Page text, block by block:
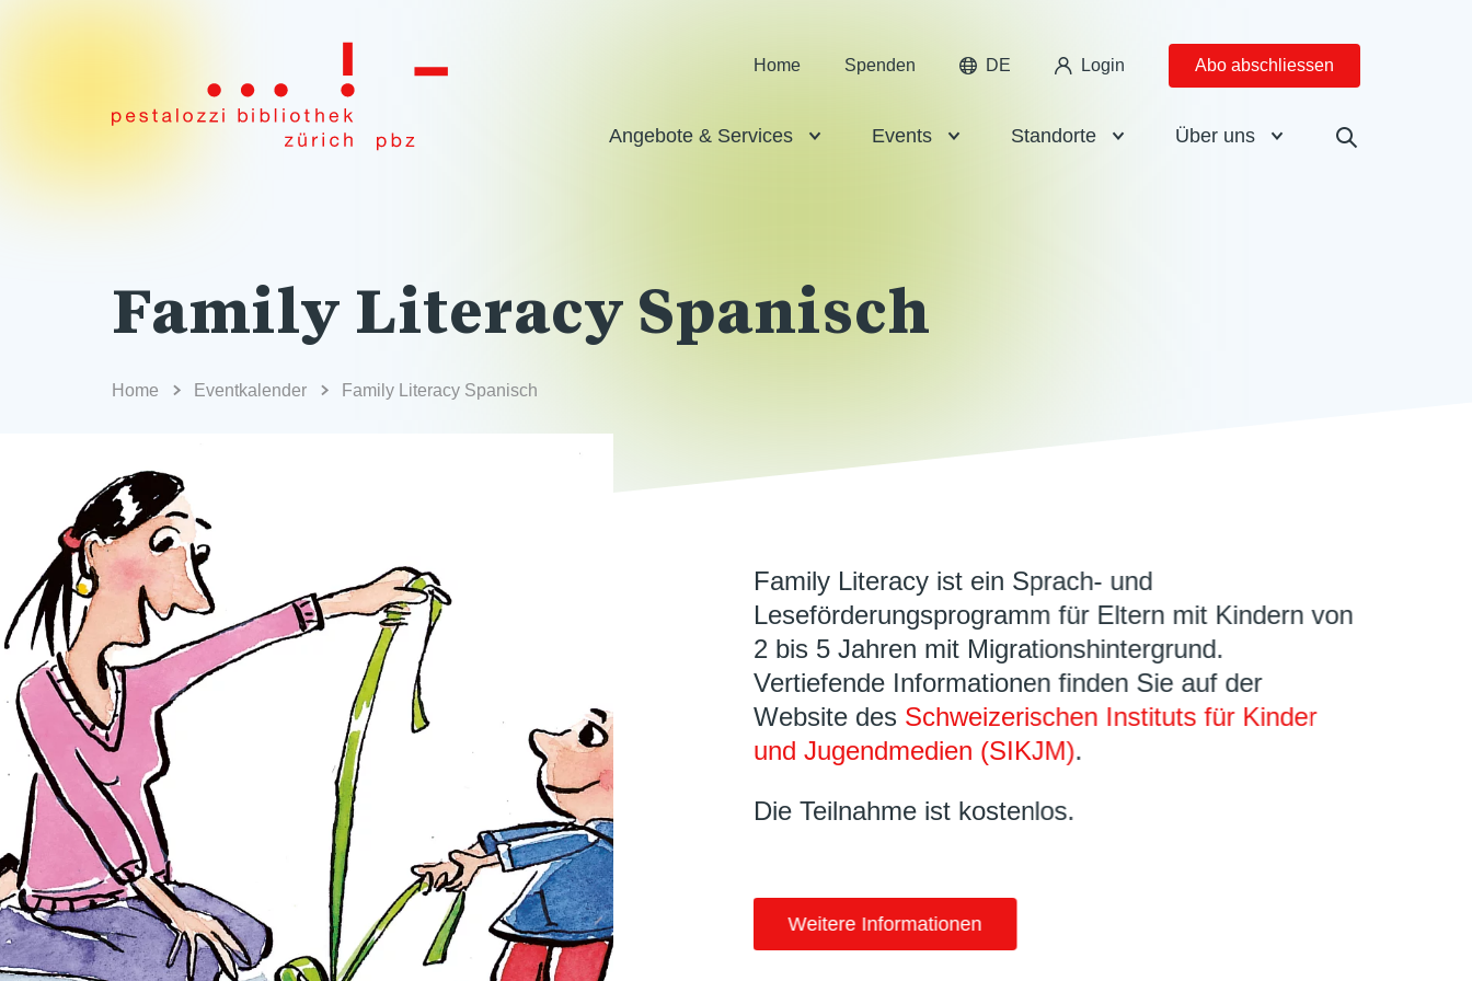
Home Spenden DE Login Abo abschliessen
Angebote & Services Events Standorte Über uns
Family Literacy Spanisch
Home Eventkalender Family Literacy Spanisch
Family Literacy ist ein Sprach- und
Leseförderungsprogramm für Eltern mit Kindern von
2 bis 5 Jahren mit Migrationshintergrund.
Vertiefende Informationen finden Sie auf der
Website des Schweizerischen Instituts für Kinder
und Jugendmedien (SIKJM).
Die Teilnahme ist kostenlos.
Weitere Informationen